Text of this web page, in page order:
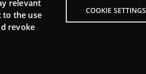
relevant
to the use
revoke
COOKIE SETTINGS